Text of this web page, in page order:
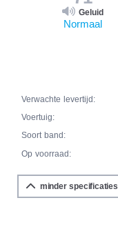
Geluid
Normaal
Verwachte levertijd:
Voertuig:
Soort band:
Op voorraad:
minder specificaties